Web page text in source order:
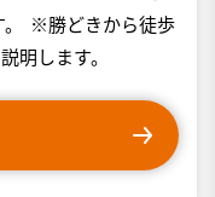
。 ※勝どきから徒歩
明します。